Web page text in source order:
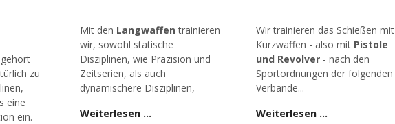
zu
eine
ein.
Mit den Langwaffen trainieren
wir, sowohl statische
Disziplinen, wie Präzision und
Zeitserien, als auch
dynamischere Disziplinen,
Weiterlesen …
Wir trainieren das Schießen mit
Kurzwaffen - also mit Pistole
und Revolver - nach den
Sportordnungen der folgenden
Verbände...
Weiterlesen …